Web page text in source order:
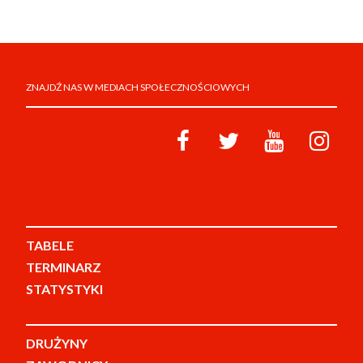
ZNAJDŹ NAS W MEDIACH SPOŁECZNOŚCIOWYCH
TABELE
TERMINARZ
STATYSTYKI
DRUŻYNY